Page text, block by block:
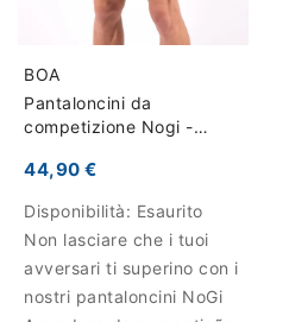
BOA
Pantaloncini da
competizione Nogi -
44,90 €
Disponibilità: Esaurito
Non lasciare che i tuoi
avversari ti superino con i
nostri pantaloncini NoGi